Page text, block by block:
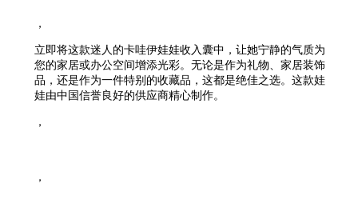
，
立即将这款迷人的卡哇伊娃娃收入囊中，让她宁静的气质为
您的家居或办公空间增添光彩。无论是作为礼物、家居装饰
品，还是作为一件特别的收藏品，这都是绝佳之选。这款娃
娃由中国信誉良好的供应商精心制作。
，
，